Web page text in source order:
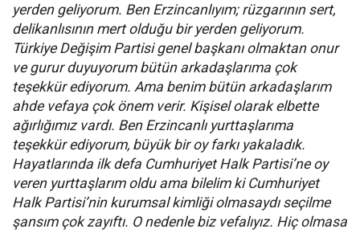
yerden geliyorum. Ben Erzincanlıyım; rüzgarının sert,
delikanlısının mert olduğu bir yerden geliyorum.
Türkiye Değişim Partisi genel başkanı olmaktan onur
ve gurur duyuyorum bütün arkadaşlarıma çok
teşekkür ediyorum. Ama benim bütün arkadaşlarım
ahde vefaya çok önem verir. Kişisel olarak elbette
ağırlığımız vardı. Ben Erzincanlı yurttaşlarıma
teşekkür ediyorum, büyük bir oy farkı yakaladık.
Hayatlarında ilk defa Cumhuriyet Halk Partisi’ne oy
veren yurttaşlarım oldu ama bilelim ki Cumhuriyet
Halk Partisi’nin kurumsal kimliği olmasaydı seçilme
şansım çok zayıftı. O nedenle biz vefalıyız. Hiç olmasa